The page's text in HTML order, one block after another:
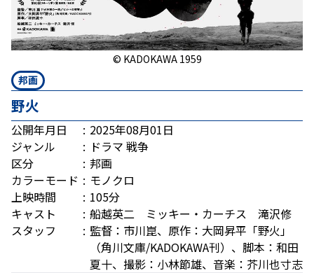
野火
公開年月日
2025年08月01日
ジャンル
ドラマ 戦争
区分
邦画
カラーモード
モノクロ
上映時間
105分
キャスト
船越英二 ミッキー・カーチス 滝沢修
スタッフ
監督：市川崑、原作：大岡昇平「野火」
（角川文庫/KADOKAWA刊）、脚本：和田
夏十、撮影：小林節雄、音楽：芥川也寸志
© KADOKAWA 1959
邦画